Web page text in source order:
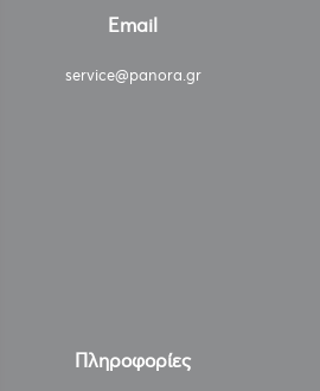
Email
service@panora.gr
Πληροφορίες